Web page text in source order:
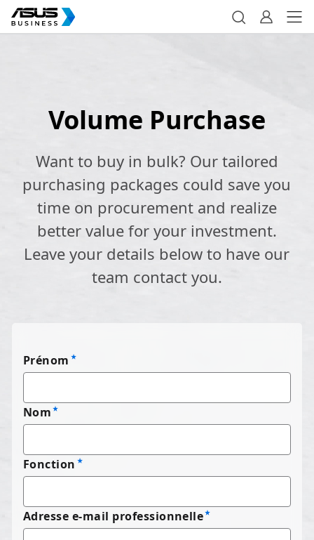
Volume Purchase
Want to buy in bulk? Our tailored
purchasing packages could save you
time on procurement and realize
better value for your investment.
Leave your details below to have our
team contact you.
Prénom
Nom
Fonction
Adresse e-mail professionnelle